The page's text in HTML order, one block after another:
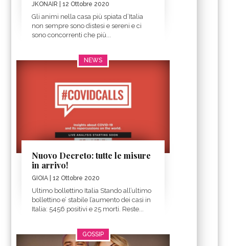
JKONAIR | 12 Ottobre 2020
Gli animi nella casa più spiata d’Italia
non sempre sono distesi e sereni e ci
sono concorrenti che più...
NEWS
Nuovo Decreto: tutte le misure
in arrivo!
GIOIA | 12 Ottobre 2020
Ultimo bollettino Italia Stando all’ultimo
bollettino e’ stabile l’aumento dei casi in
Italia: 5456 positivi e 25 morti. Reste...
GOSSIP